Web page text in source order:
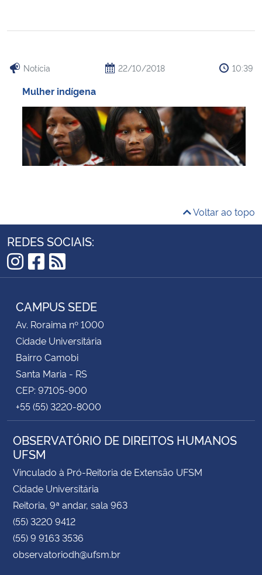
Notícia 22/10/2018 10:39
Mulher indígena
Voltar ao topo
REDES SOCIAIS:
Instagram
Facebook
RSS
CAMPUS SEDE
Av. Roraima nº 1000
Cidade Universitária
Bairro Camobi
Santa Maria - RS
CEP: 97105-900
+55 (55) 3220-8000
OBSERVATÓRIO DE DIREITOS HUMANOS
UFSM
Vinculado à Pró-Reitoria de Extensão UFSM
Cidade Universitária
Reitoria, 9ª andar, sala 963
(55) 3220 9412
(55) 9 9163 3536
observatoriodh@ufsm.br